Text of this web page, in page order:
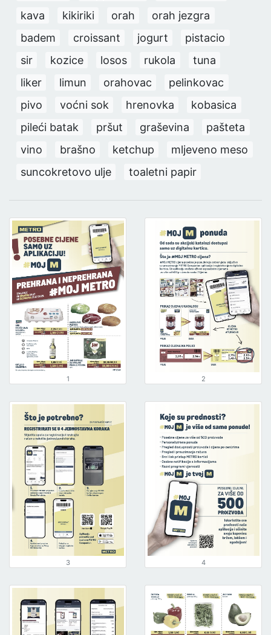
kava
kikiriki orah
orah jezgra
badem
croissant jogurt
pistacio
sir
kozice losos rukola
tuna
liker
limun orahovac
pelinkovac
pivo
voćni sok hrenovka
kobasica
pileći batak
pršut graševina
pašteta
vino
brašno ketchup
mljeveno meso
suncokretovo ulje
toaletni papir
1 2
3 4